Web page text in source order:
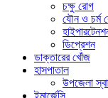
চক্ষু রোগ
যৌন ও চর্ম
ডিপ্রেশন
ডাক্তারের খোঁজ
হাসপাতাল
উপজেলা
ইমার্জেন্সি